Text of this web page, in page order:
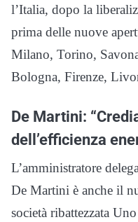
l’Italia, dopo la
prima delle nuove
Milano, Torino,
Bologna, Firenze,
De Martini:
dell’efficienza
L’amministratore
De Martini è anche il
società ribattezzata